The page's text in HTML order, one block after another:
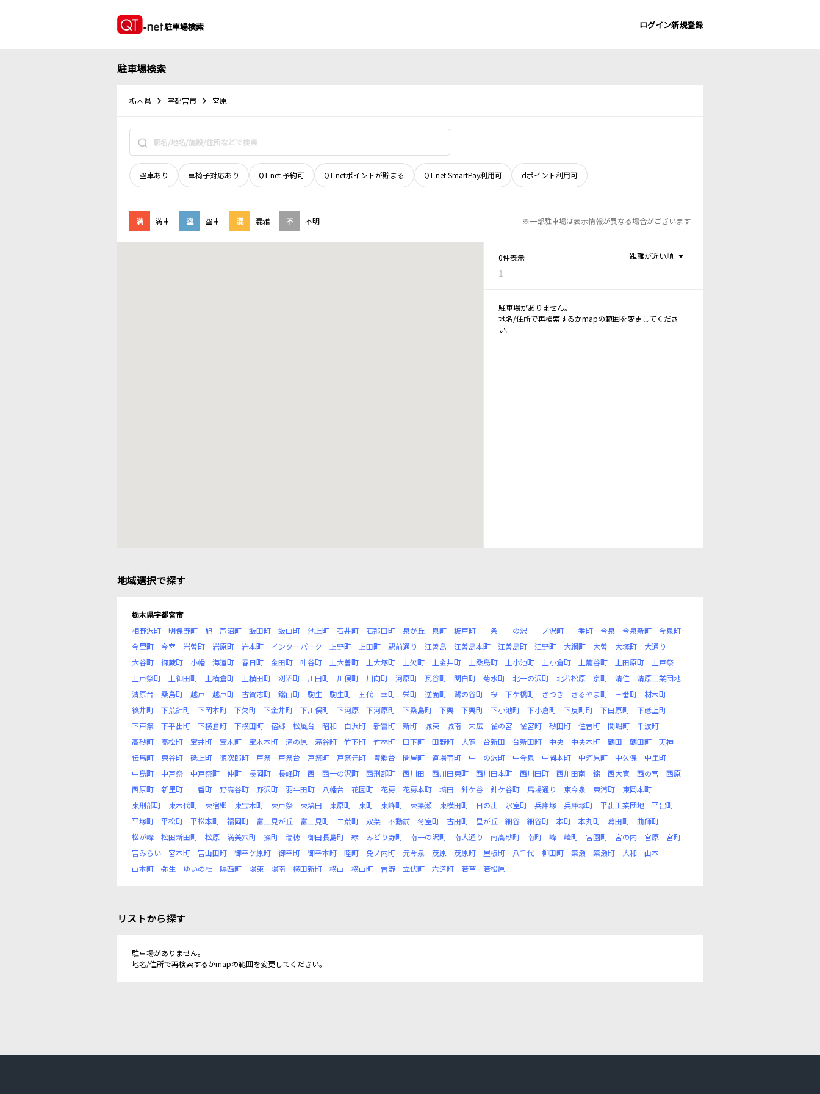
駐車場検索 ログイン新規登録
駐車場検索
栃木県 宇都宮市 宮原
空車あり 車椅子対応あり QT-net 予約可 QT-netポイントが貯まる QT-net SmartPay利用可 dポイント利用可
満 満車 空 空車 混 混雑 不 不明 ※一部駐車場は表示情報が異なる場合がございます
0件表示
1
距離が近い順
駐車場がありません。
地名/住所で再検索するかmapの範囲を変更してくださ
い。
地域選択で探す
栃木県宇都宮市
相野沢町
明保野町 旭 芦沼町 飯田町 飯山町 池上町 石井町 石那田町 泉が丘 泉町 板戸町 一条 一の沢 一ノ沢町 一番町 今泉 今泉新町
今泉町
今里町
今宮 岩曽町 岩原町 岩本町 インターパーク 上野町 上田町 駅前通り 江曽島 江曽島本町 江曽島町 江野町 大網町 大曽 大塚町
大通り
大谷町
御蔵町 小幡 海道町 春日町 金田町 叶谷町 上大曽町 上大塚町 上欠町 上金井町 上桑島町 上小池町 上小倉町 上籠谷町 上田原町
上戸祭
上戸祭町
上御田町 上横倉町 上横田町 刈沼町 川田町 川俣町 川向町 河原町 瓦谷町 関白町 菊水町 北一の沢町 北若松原 京町 清住
清原工業団地
清原台
桑島町 越戸 越戸町 古賀志町 鐺山町 駒生 駒生町 五代 幸町 栄町 逆面町 鷺の谷町 桜 下ケ橋町 さつき さるやま町 三番町
材木町
篠井町
下荒針町 下岡本町 下欠町 下金井町 下川俣町 下河原 下河原町 下桑島町 下栗 下栗町 下小池町 下小倉町 下反町町 下田原町
下砥上町
下戸祭
下平出町 下横倉町 下横田町 宿郷 松風台 昭和 白沢町 新富町 新町 城東 城南 末広 雀の宮 雀宮町 砂田町 住吉町 関堀町
千波町
高砂町
高松町 宝井町 宝木町 宝木本町 滝の原 滝谷町 竹下町 竹林町 田下町 田野町 大寛 台新田 台新田町 中央 中央本町 鶴田 鶴田町
天神
伝馬町
東谷町 砥上町 徳次郎町 戸祭 戸祭台 戸祭町 戸祭元町 豊郷台 問屋町 道場宿町 中一の沢町 中今泉 中岡本町 中河原町 中久保
中里町
中島町
中戸祭 中戸祭町 仲町 長岡町 長峰町 西 西一の沢町 西刑部町 西川田 西川田東町 西川田本町 西川田町 西川田南 錦 西大寛 西の宮
西原
西原町
新里町 二番町 野高谷町 野沢町 羽牛田町 八幡台 花園町 花房 花房本町 塙田 針ケ谷 針ケ谷町 馬場通り 東今泉 東浦町
東岡本町
東刑部町
東木代町 東宿郷 東宝木町 東戸祭 東塙田 東原町 東町 東峰町 東簗瀬 東横田町 日の出 氷室町 兵庫塚 兵庫塚町 平出工業団地
平出町
平塚町
平松町 平松本町 福岡町 富士見が丘 富士見町 二荒町 双葉 不動前 冬室町 古田町 星が丘 細谷 細谷町 本町 本丸町 幕田町
曲師町
松が峰
松田新田町 松原 満美穴町 操町 瑞穂 御田長島町 緑 みどり野町 南一の沢町 南大通り 南高砂町 南町 峰 峰町 宮園町 宮の内 宮原
宮町
宮みらい
宮本町 宮山田町 御幸ケ原町 御幸町 御幸本町 睦町 免ノ内町 元今泉 茂原 茂原町 屋板町 八千代 柳田町 簗瀬 簗瀬町 大和
山本
山本町
弥生 ゆいの杜 陽西町 陽東 陽南 横田新町 横山 横山町 吉野 立伏町 六道町 若草 若松原
リストから探す
駐車場がありません。
地名/住所で再検索するかmapの範囲を変更してください。